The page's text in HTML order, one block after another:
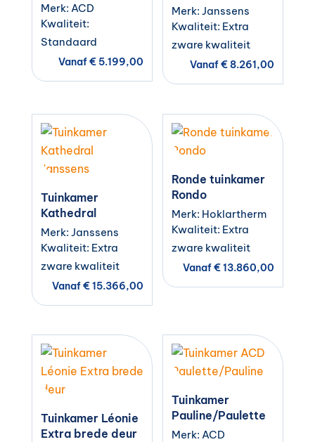
Merk: ACD
Kwaliteit:
Standaard
Vanaf€5.199,00
Merk: Janssens
Kwaliteit: Extra
zware kwaliteit
Vanaf€8.261,00
Tuinkamer
Kathedral
Merk: Janssens
Kwaliteit: Extra
zware kwaliteit
Vanaf€15.366,00
Ronde tuinkamer
Rondo
Merk: Hoklartherm
Kwaliteit: Extra
zware kwaliteit
Vanaf€13.860,00
Tuinkamer Léonie
Extra brede deur
Tuinkamer
Pauline/Paulette
Merk: ACD